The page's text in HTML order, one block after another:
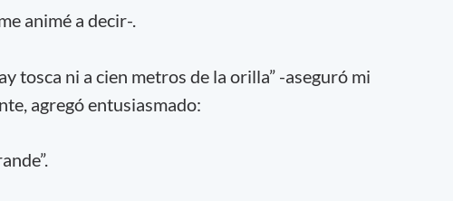
animé a decir-.
tosca ni a cien metros de la orilla” -aseguró mi
agregó entusiasmado: